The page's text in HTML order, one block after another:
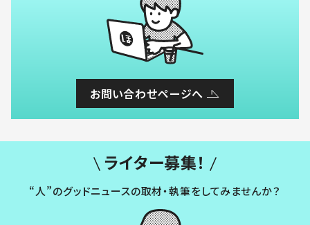
お問い合わせページへ
ライター募集！
“人”のグッドニュースの取材・執筆をしてみませんか？